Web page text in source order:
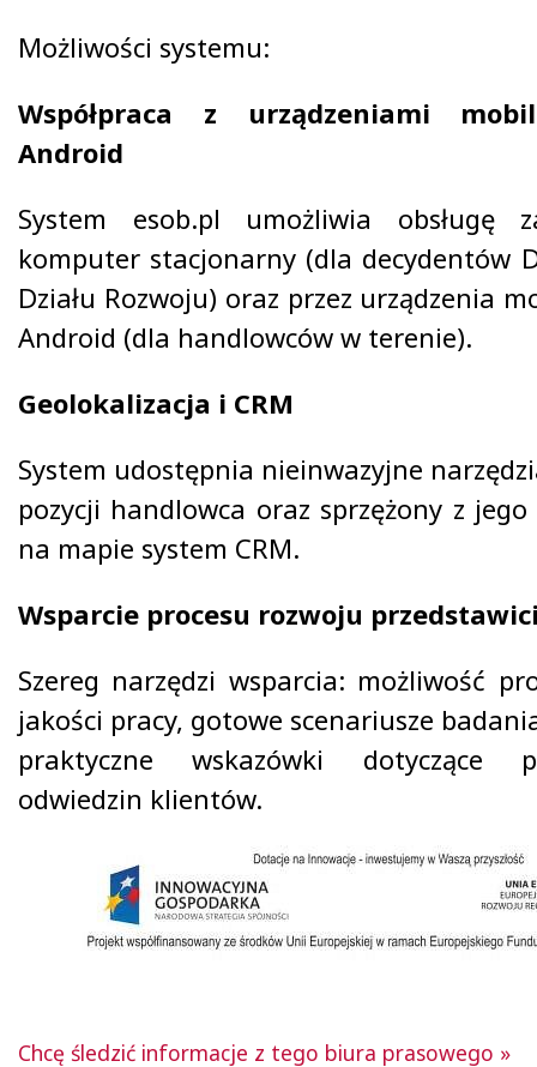
Możliwości systemu:
Współpraca z urządzeniami
Android
System esob.pl umożliwia obsługę
komputer stacjonarny (dla decydentów
Działu Rozwoju) oraz przez urządzenia
Android (dla handlowców w terenie).
Geolokalizacja i CRM
System udostępnia nieinwazyjne
pozycji handlowca oraz sprzężony z
na mapie system CRM.
Wsparcie procesu rozwoju
Szereg narzędzi wsparcia: możliwość
jakości pracy, gotowe scenariusze
praktyczne wskazówki dotyczące
odwiedzin klientów.
Chcę śledzić informacje z tego biura prasowego »